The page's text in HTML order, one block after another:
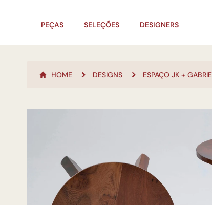
PEÇAS SELEÇÕES DESIGNERS
HOME DESIGNS ESPAÇO JK +